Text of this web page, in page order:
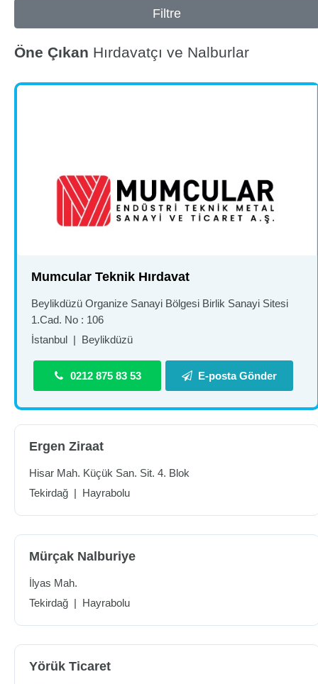
Filtre
Öne Çıkan Hırdavatçı ve Nalburlar
Mumcular Teknik Hırdavat
Beylikdüzü Organize Sanayi Bölgesi Birlik Sanayi Sitesi
1.Cad. No : 106
İstanbul | Beylikdüzü
0212 875 83 53 E-posta Gönder
Ergen Ziraat
Hisar Mah. Küçük San. Sit. 4. Blok
Tekirdağ | Hayrabolu
Mürçak Nalburiye
İlyas Mah.
Tekirdağ | Hayrabolu
Yörük Ticaret